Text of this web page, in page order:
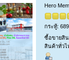
Hero
กระทู้:
ซื้อขายสิ
สินค้าทั่วไ